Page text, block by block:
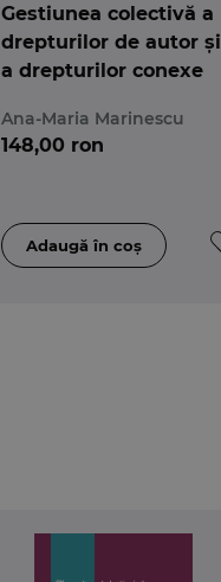
Gestiunea colectivă a
drepturilor de autor și
a drepturilor conexe
Ana-Maria Marinescu
148,00 ron